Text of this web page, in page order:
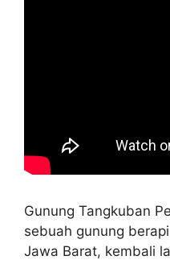
Gunung Tangkuban
sebuah gunung
Jawa Barat, kembali